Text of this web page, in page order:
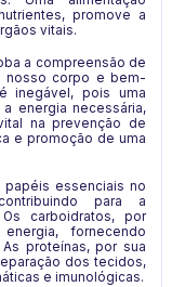
promove a
vitais.
a compreensão de
nosso corpo e bem-
inegável, pois uma
energia necessária,
na prevenção de
e promoção de uma
papéis essenciais no
para a
carboidratos, por
fornecendo
proteínas, por sua
dos tecidos,
e imunológicas.